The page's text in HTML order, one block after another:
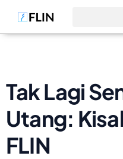
Tak Lagi
Utang:
FLIN